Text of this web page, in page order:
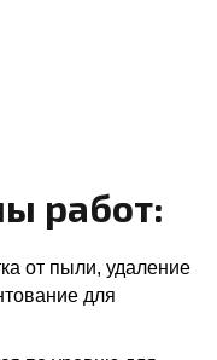
работ:
от пыли, удаление
для